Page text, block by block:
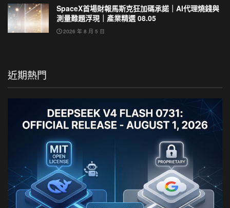
SpaceX首場財報馬斯克狂加碼承諾｜AI代理燒錢與
測量難題浮現｜產業精選 08.05
2026 年 8 月 5 日
近期熱門